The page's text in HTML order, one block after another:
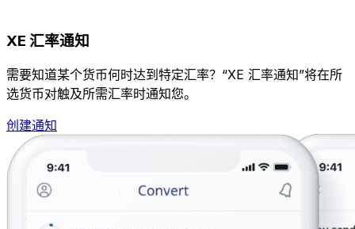
XE 汇率通知
需要知道某个货币何时达到特定汇率？“XE 汇率通知”将在所
选货币对触及所需汇率时通知您。
创建通知